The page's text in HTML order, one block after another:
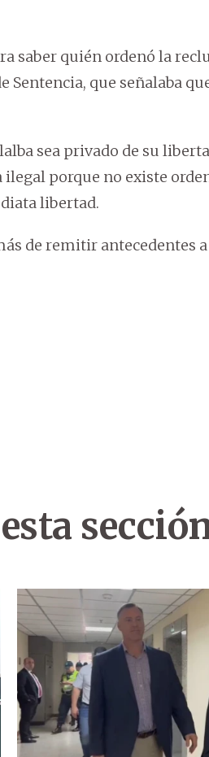
saber quién ordenó la
que señalaba
sea privado de su
porque no existe
libertad.
de remitir antecedentes